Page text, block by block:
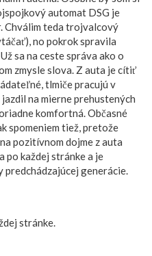
automat DSG je
Chválim teda trojvalcový
no pokrok spravila
sa na ceste správa ako o
zmysle slova. Z auta je cítiť
tlmiče pracujú v
na mierne prehustených
komfortná. Občasné
spomeniem tiež, pretože
pozitívnom dojme z auta
po každej stránke a je
predchádzajúcej generácie.
stránke.